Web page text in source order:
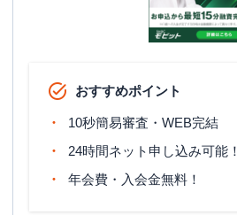
おすすめポイント
10秒簡易審査・WEB完結
24時間ネット申し込み可能！
年会費・入会金無料！